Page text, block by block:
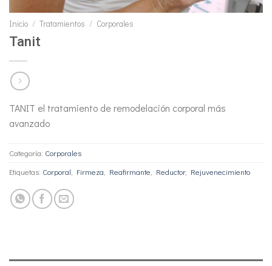
Inicio / Tratamientos / Corporales
Tanit
TANIT el tratamiento de remodelación corporal más
avanzado
Categoría: Corporales
Etiquetas: Corporal, Firmeza, Reafirmante, Reductor, Rejuvenecimiento